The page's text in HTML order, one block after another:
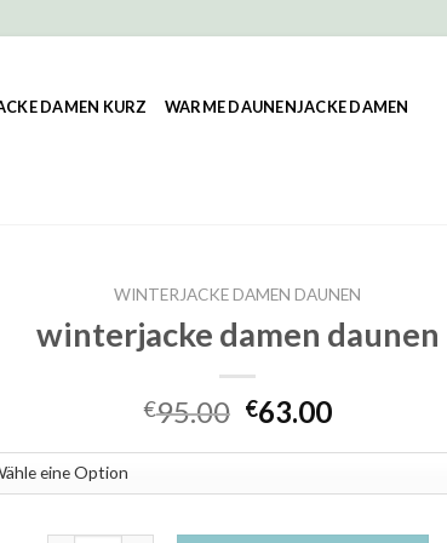
DAMEN KURZ WARME DAUNENJACKE DAMEN
WINTERJACKE DAMEN DAUNEN
winterjacke damen daunen
€95.00 €63.00